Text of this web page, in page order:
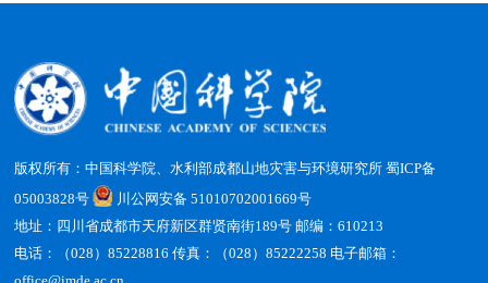
版权所有：中国科学院、水利部成都山地灾害与环境研究所蜀ICP备
05003828号
川公网安备 51010702001669号
地址：四川省成都市天府新区群贤南街189号 邮编：610213
电话：（028）85228816 传真：（028）85222258 电子邮箱：